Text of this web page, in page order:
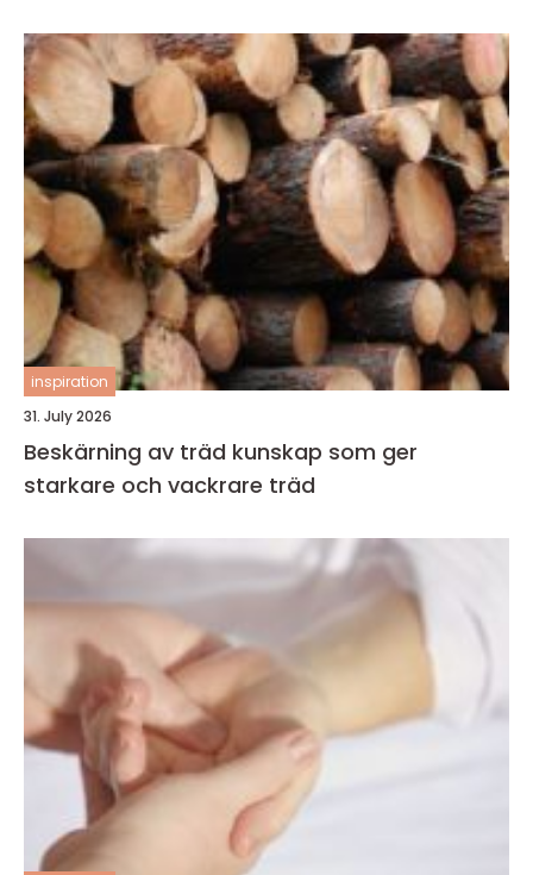
inspiration
31. July 2026
Beskärning av träd kunskap som ger
starkare och vackrare träd